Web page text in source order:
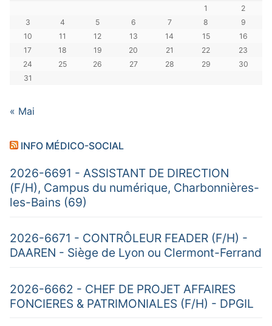
1
2
3
4 5 6 7 8
9
10
11 12 13 14 15
16
17
18 19 20 21 22
23
24
25 26 27 28 29
30
31
« Mai
INFO MÉDICO-SOCIAL
2026-6691 - ASSISTANT DE DIRECTION
(F/H), Campus du numérique, Charbonnières-
les-Bains (69)
2026-6671 - CONTRÔLEUR FEADER (F/H) -
DAAREN - Siège de Lyon ou Clermont-Ferrand
2026-6662 - CHEF DE PROJET AFFAIRES
FONCIERES & PATRIMONIALES (F/H) - DPGIL